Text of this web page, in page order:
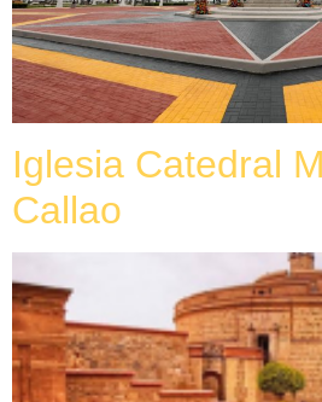
Iglesia Catedral
Callao